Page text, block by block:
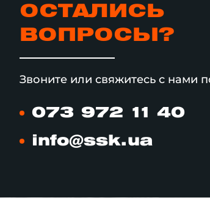
ОСТАЛИСЬ
ВОПРОСЫ?
Звоните или свяжитесь с нами
073 972 11 40
info@ssk.ua